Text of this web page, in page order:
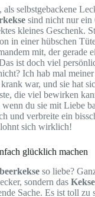
als selbstgebackene
sind nicht nur ein
kleines Geschenk.
in einer hübschen
mit, der gerade
ist doch viel
Ich hab mal
war, und sie hat
die viel bewirken
du sie mit Liebe
und verbreite ein
sich wirklich!
glücklich machen
so liebe?
sondern das
Sache. Es ist toll zu